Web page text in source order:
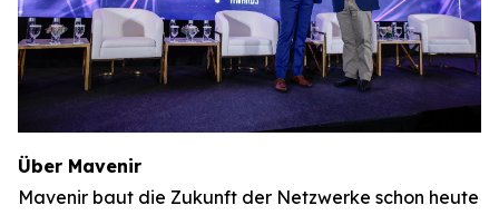
Über Mavenir
Mavenir baut die Zukunft der Netzwerke schon heute